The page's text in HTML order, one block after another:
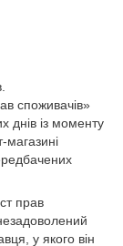
споживачів»
днів із моменту
магазині
прав
у якого він